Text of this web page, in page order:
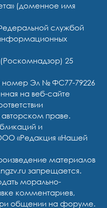
(доменное имя
службой
25
номер Эл № ФС77-79226
на веб-сайте
праве.
и
«Редакция «Нашей
материалов
запрещается.
морально-
комментариев,
общении на форуме.